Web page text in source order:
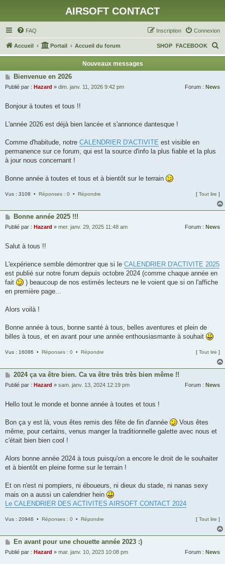
AIRSOFT CONTACT
FAQ Connexion
Inscription
Accueil Portail Accueil du forum
e
FACEBOOK
SHOP
Nouveaux messages
Bienvenue en 2026
Publié par : Hazard » dim. janv. 11, 2026 9:42 pm Forum : News
Bonjour à toutes et tous !!
L'année 2026 est déjà bien lancée et s'annonce dantesque !
Comme d'habitude, notre CALENDRIER D'ACTIVITE est visible en
permanence sur ce forum, qui est la source d'info la plus fiable et la plus
à jour nous concernant !
Bonne année à toutes et tous et à bientôt sur le terrain
Vus : 3108 • Réponses : 0 • Répondre [ Tout lire ]
Bonne année 2025 !!!
Publié par : Hazard » mer. janv. 29, 2025 11:48 am Forum : News
Salut à tous !!
L'expérience semble démontrer que si le CALENDRIER D'ACTIVITE 2025
est publié sur notre forum depuis octobre 2024 (comme chaque année en
fait
) beaucoup de nos estimés lecteurs ne le voient que si on l'affiche
en première page...
Alors voilà !
Bonne année à tous, bonne santé à tous, belles aventures et plein de
billes à tous, et en avant pour une année enthousiasmante à souhait
Vus : 16086 • Réponses : 0 • Répondre [ Tout lire ]
2024 ça va être bien. Ca va être très très bien même !!
Publié par : Hazard » sam. janv. 13, 2024 12:19 pm Forum : News
Hello tout le monde et bonne année à toutes et tous !
Bon ça y est là, vous êtes remis des fête de fin d'année
Vous êtes
même, pour certains, venus manger la traditionnelle galette avec nous et
c'était bien bien cool !
Alors bonne année 2024 à tous puisqu'on a encore le droit de le souhaiter
et à bientôt en pleine forme sur le terrain !
Et on n'est ni pompiers, ni éboueurs, ni dieux du stade, ni nanas sexy
mais on a aussi un calendrier hein
Le CALENDRIER DES ACTIVITES AIRSOFT CONTACT 2024
Vus : 20946 • Réponses : 0 • Répondre [ Tout lire ]
En avant pour une chouette année 2023 :)
Publié par : Hazard » mar. janv. 10, 2023 10:08 pm Forum : News